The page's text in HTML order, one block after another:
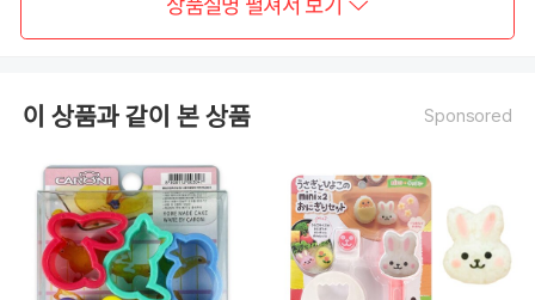
상품설명 펼쳐서 보기
이 상품과 같이 본 상품 Sponsored